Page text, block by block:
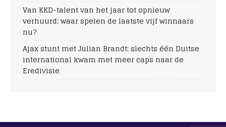
Van KKD-talent van het jaar tot opnieuw
verhuurd: waar spelen de laatste vijf winnaars
nu?
Ajax stunt met Julian Brandt: slechts één Duitse
international kwam met meer caps naar de
Eredivisie